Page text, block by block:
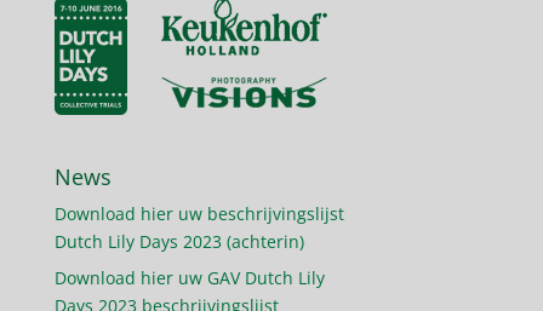
News
Download hier uw beschrijvingslijst
Dutch Lily Days 2023 (achterin)
Download hier uw GAV Dutch Lily
Days 2023 beschrijvingslijst